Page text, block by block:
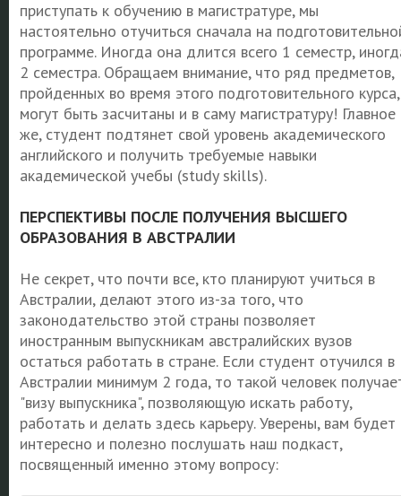
приступать к обучению в магистратуре, мы
настоятельно отучиться сначала на
программе. Иногда она длится всего 1 семестр,
2 семестра. Обращаем внимание, что ряд предметов,
пройденных во время этого подготовительного курса,
могут быть засчитаны и в саму магистратуру! Главное
же, студент подтянет свой уровень академического
английского и получить требуемые навыки
академической учебы (study skills).
ПЕРСПЕКТИВЫ ПОСЛЕ ПОЛУЧЕНИЯ ВЫСШЕГО
ОБРАЗОВАНИЯ В АВСТРАЛИИ
Не секрет, что почти все, кто планируют учиться в
Австралии, делают этого из-за того, что
законодательство этой страны позволяет
иностранным выпускникам австралийских вузов
остаться работать в стране. Если студент отучился в
Австралии минимум 2 года, то такой человек
"визу выпускника", позволяющую искать работу,
работать и делать здесь карьеру. Уверены, вам будет
интересно и полезно послушать наш подкаст,
посвященный именно этому вопросу: